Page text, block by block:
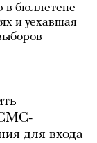
в бюллетене
и уехавшая
СМС-
для входа